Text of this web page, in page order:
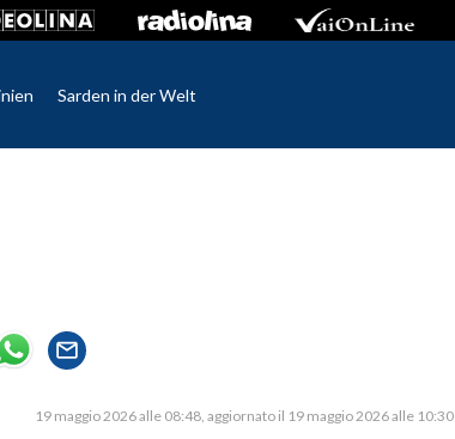
Sarden in der Welt
19 maggio 2026 alle 08:48 aggiornato il 19 maggio 2026 alle 10:30